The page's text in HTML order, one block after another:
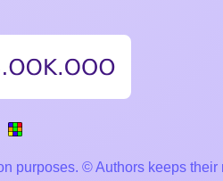
purposes. © Authors keeps their